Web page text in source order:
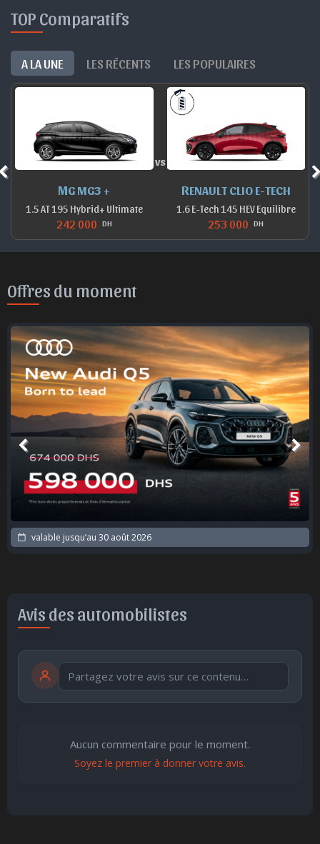
TOP Comparatifs
A LA UNE LES RÉCENTS LES POPULAIRES
MG MG3 +
1.5 AT 195 Hybrid+ Ultimate
242 000 DH
vs
RENAULT CLIO E-TECH
1.6 E-Tech 145 HEV Equilibre
253 000 DH
Offres du moment
valable jusqu’au 30 août 2026
Avis des automobilistes
publication immédiate Publier
Aucun commentaire pour le moment.
Soyez le premier à donner votre avis.